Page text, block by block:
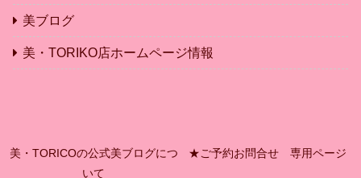
美ブログ
美・TORIKO店ホームページ情報
美・TORICOの公式美ブログにつ
いて
★ご予約お問合せ 専用ページ